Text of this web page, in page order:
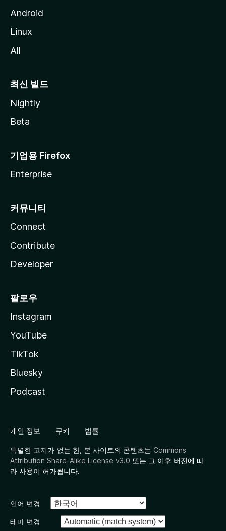
Android
Linux
All
최신 빌드
Nightly
Beta
기업용 Firefox
Enterprise
커뮤니티
Connect
Contribute
Developer
팔로우
Instagram
YouTube
TikTok
Bluesky
Podcast
개인 정보 쿠키 법률
특별한 고지가 없는 한, 본 사이트의 콘텐츠는 Commons
Attribution Share-Alike License v3.0 또는 그 이후 버전에 따
라 사용이 허가됩니다.
언어 변경
테마 변경